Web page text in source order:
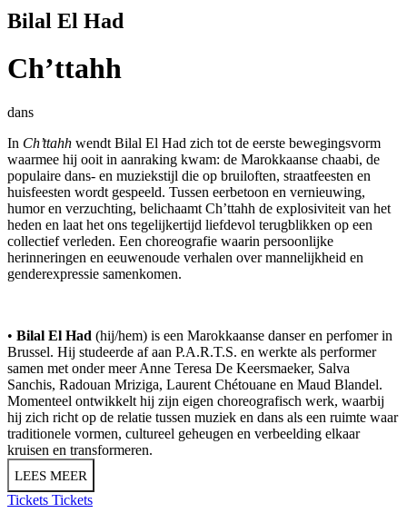
Bilal El Had
Ch’ttahh
dans
In Ch’ttahh wendt Bilal El Had zich tot de eerste bewegingsvorm
waarmee hij ooit in aanraking kwam: de Marokkaanse chaabi, de
populaire dans- en muziekstijl die op bruiloften, straatfeesten en
huisfeesten wordt gespeeld. Tussen eerbetoon en vernieuwing,
humor en verzuchting, belichaamt Ch’ttahh de explosiviteit van het
heden en laat het ons tegelijkertijd liefdevol terugblikken op een
collectief verleden. Een choreografie waarin persoonlijke
herinneringen en eeuwenoude verhalen over mannelijkheid en
genderexpressie samenkomen.
• Bilal El Had (hij/hem) is een Marokkaanse danser en perfomer in
Brussel. Hij studeerde af aan P.A.R.T.S. en werkte als performer
samen met onder meer Anne Teresa De Keersmaeker, Salva
Sanchis, Radouan Mriziga, Laurent Chétouane en Maud Blandel.
Momenteel ontwikkelt hij zijn eigen choreografisch werk, waarbij
hij zich richt op de relatie tussen muziek en dans als een ruimte waar
traditionele vormen, cultureel geheugen en verbeelding elkaar
kruisen en transformeren.
LEES MEER
Tickets Tickets